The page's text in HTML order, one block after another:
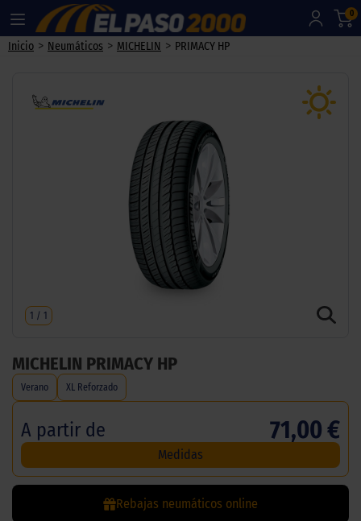
0
Inicio > Neumáticos > MICHELIN > PRIMACY HP
1 / 1
MICHELIN PRIMACY HP
Verano XL Reforzado
A partir de 71,00 €
Medidas
Rebajas neumáticos online